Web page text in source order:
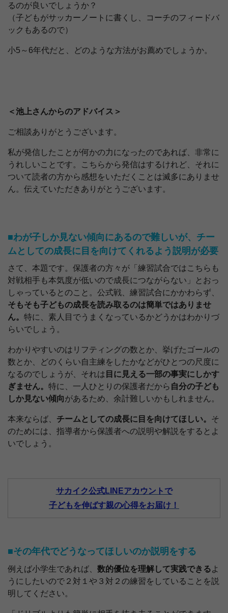
るのが良いでしょうか？
（子どもがサッカーノートに書くし、コーチのフィードバ
ックもあるので）
小5～6年代だと、どのような方法がお薦めでしょうか。
＜池上さんからのアドバイス＞
ご相談ありがとうございます。
私が発信したことが何かの力になったのであれば、非常に
うれしいことです。こちらから発信はするけれど、それに
ついて読者の方から感想をいただくことは滅多にありませ
ん。伝えていただきありがとうございます。
■わが子しか見ない傾向にあるので難しいが、チー
ムとしての成長に目を向けてくれるよう説明が必要
さて、本題です。保護者の方々が「練習試合ではこちらも
対戦相手も本気度が低いので成長につながらない」とおっ
しゃっているとのこと。公式戦、練習試合にかかわらず、
そもそも子どもの成長を読み取るのは簡単ではありませ
ん。 特に、素人目でうまくなっているかどうかはわかりづ
らいでしょう。
わかりやすいのはリフティングの数とか、挙げたゴールの
数とか、どのくらい自主練をしたかなどがひとつの尺度に
なるのでしょうが、それは 目に見える一部の事実にしかす
ぎません。 特に、一人ひとりの保護者だから 自分の子ども
しか見ない傾向があるため、余計難しいかもしれません。
本来ならば、 チームとしての成長に目を向けてほしい。 そ
のためには、指導者から保護者への説明や解説をするとよ
いでしょう。
サカイク公式LINEアカウントで
子どもを伸ばす親の心得をお届け！
■その年代でどうなってほしいのか説明をする
例えば小学生であれば、 数的優位を理解して実践できるよ
うにしたいので２対１や３対２の練習をしていることを説
明してください。